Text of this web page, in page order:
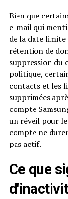
Bien que
e-mail qui
de la date
rétention de
suppression du
politique,
contacts et les
supprimées
compte
un réveil pour
compte ne
pas actif.
Ce que